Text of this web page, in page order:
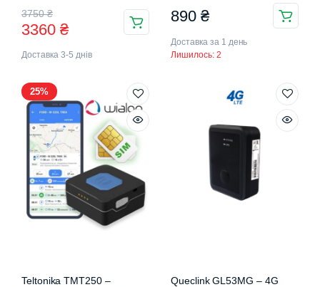
3750₴
Оригінальна
ціна:
3750 ₴.
3360 ₴
Поточна
ціна:
3360 ₴.
Доставка 3-5 днів
890 ₴
Доставка за 1 день
Лишилось: 2
25%
Teltonika TMT250 –
Queclink GL53MG – 4G